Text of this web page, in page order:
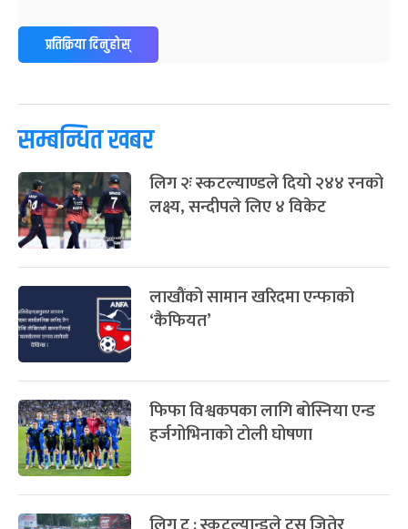
ग्याल्पो ल्होसार
फाल्गुन २५, २०८३
७ पूर्णिमा व्रत ७ महिना बाँकी
८
सोम चैत्र ८, २०८३-Mar 22, 2027
प्रतिक्रिया दिनुहोस्
सम्बन्धित खबर
लिग २ः स्कटल्याण्डले दियो २४४ रनको
लक्ष्य, सन्दीपले लिए ४ विकेट
लाखौंको सामान खरिदमा एन्फाको
‘कैफियत’
फिफा विश्वकपका लागि बोस्निया एन्ड
हर्जगोभिनाको टोली घोषणा